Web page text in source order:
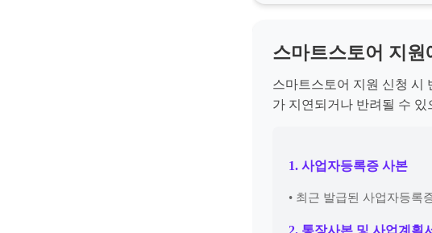
스마트스토어 지원
스마트스토어 지원 신청 시
가 지연되거나 반려될 수
1. 사업자등록증 사본
• 최근 발급된 사업자등록
2. 통장사본 및 사업계획